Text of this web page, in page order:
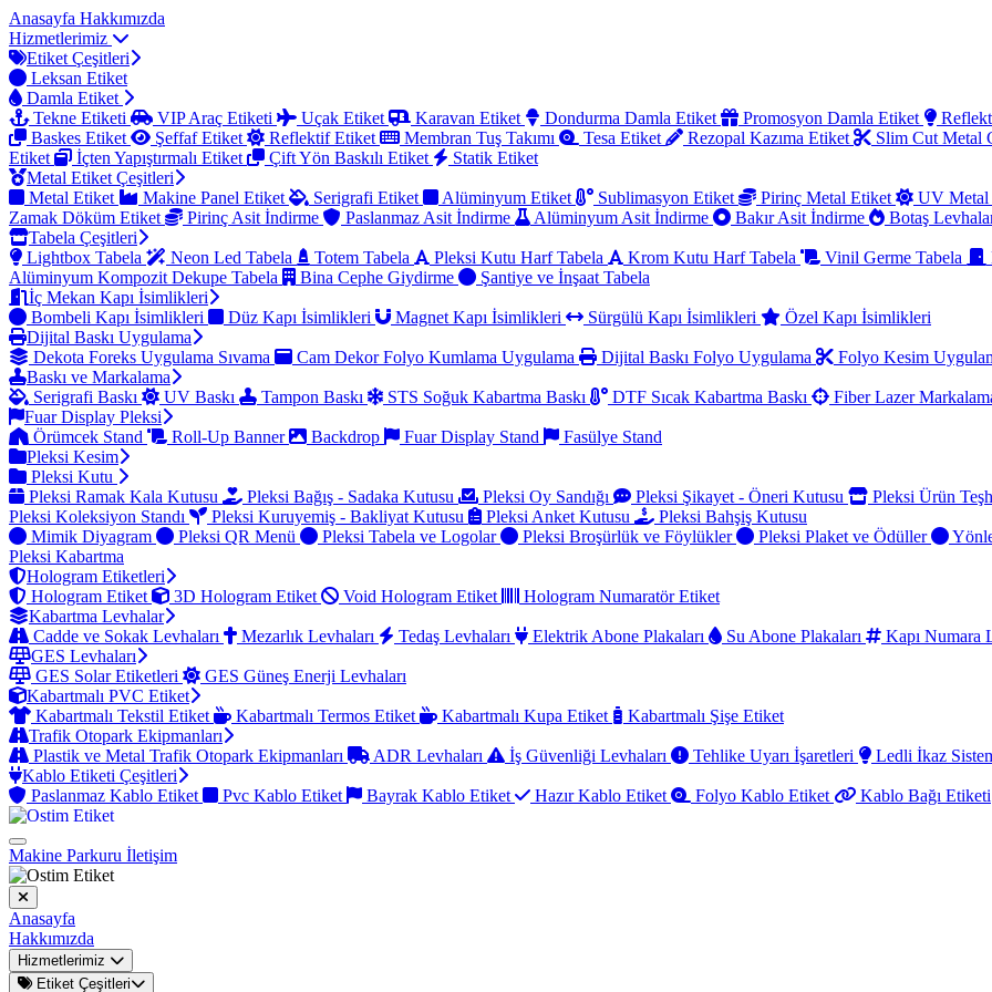
Anasayfa Hakkımızda
Hizmetlerimiz
Etiket Çeşitleri
Leksan Etiket
Damla Etiket
Tekne Etiketi
VIP Araç Etiketi Uçak Etiket Karavan Etiket Dondurma Damla Etiket Promosyon Damla Etiket
Baskes Etiket
Şeffaf Etiket Reflektif Etiket Membran Tuş Takımı Tesa Etiket Rezopal Kazıma Etiket
Slim Cut Metal
Etiket
İçten Yapıştırmalı Etiket Çift Yön Baskılı Etiket
Statik Etiket
Metal Etiket Çeşitleri
Metal Etiket
Makine Panel Etiket Serigrafi Etiket Alüminyum Etiket Sublimasyon Etiket Pirinç Metal Etiket
UV
Zamak Döküm Etiket
Pirinç Asit İndirme Paslanmaz Asit İndirme Alüminyum Asit İndirme Bakır Asit İndirme
Botaş
Tabela Çeşitleri
Lightbox Tabela
Neon Led Tabela Totem Tabela Pleksi Kutu Harf Tabela Krom Kutu Harf Tabela Vinil Germe Tabela
Alüminyum Kompozit Dekupe Tabela
Bina Cephe Giydirme
Şantiye ve İnşaat Tabela
İç Mekan Kapı İsimlikleri
Bombeli Kapı İsimlikleri
Düz Kapı İsimlikleri Magnet Kapı İsimlikleri Sürgülü Kapı İsimlikleri
Özel Kapı İsimlikleri
Dijital Baskı Uygulama
Dekota Foreks Uygulama Sıvama
Cam Dekor Folyo Kumlama Uygulama Dijital Baskı Folyo Uygulama
Folyo Kesim
Baskı ve Markalama
Serigrafi Baskı
UV Baskı Tampon Baskı STS Soğuk Kabartma Baskı DTF Sıcak Kabartma Baskı
Fiber Lazer
Fuar Display Pleksi
Örümcek Stand
Roll-Up Banner Backdrop Fuar Display Stand
Fasülye Stand
Pleksi Kesim
Pleksi Kutu
Pleksi Ramak Kala Kutusu
Pleksi Bağış - Sadaka Kutusu Pleksi Oy Sandığı Pleksi Şikayet - Öneri Kutusu
Pleksi Ürün
Pleksi Koleksiyon Standı
Pleksi Kuruyemiş - Bakliyat Kutusu Pleksi Anket Kutusu
Pleksi Bahşiş Kutusu
Mimik Diyagram
Pleksi QR Menü Pleksi Tabela ve Logolar Pleksi Broşürlük ve Föylükler Pleksi Plaket ve Ödüller
Pleksi Kabartma
Hologram Etiketleri
Hologram Etiket
3D Hologram Etiket Void Hologram Etiket
Hologram Numaratör Etiket
Kabartma Levhalar
Cadde ve Sokak Levhaları
Mezarlık Levhaları Tedaş Levhaları Elektrik Abone Plakaları Su Abone Plakaları
Kapı Numara
GES Levhaları
GES Solar Etiketleri
GES Güneş Enerji Levhaları
Kabartmalı PVC Etiket
Kabartmalı Tekstil Etiket
Kabartmalı Termos Etiket Kabartmalı Kupa Etiket
Kabartmalı Şişe Etiket
Trafik Otopark Ekipmanları
Plastik ve Metal Trafik Otopark Ekipmanları
ADR Levhaları İş Güvenliği Levhaları Tehlike Uyarı İşaretleri
Ledli İkaz
Kablo Etiketi Çeşitleri
Paslanmaz Kablo Etiket
Pvc Kablo Etiket Bayrak Kablo Etiket Hazır Kablo Etiket Folyo Kablo Etiket Kablo Bağı Etiketi
Makine Parkuru İletişim
Anasayfa
Hakkımızda
Hizmetlerimiz
Etiket Çeşitleri